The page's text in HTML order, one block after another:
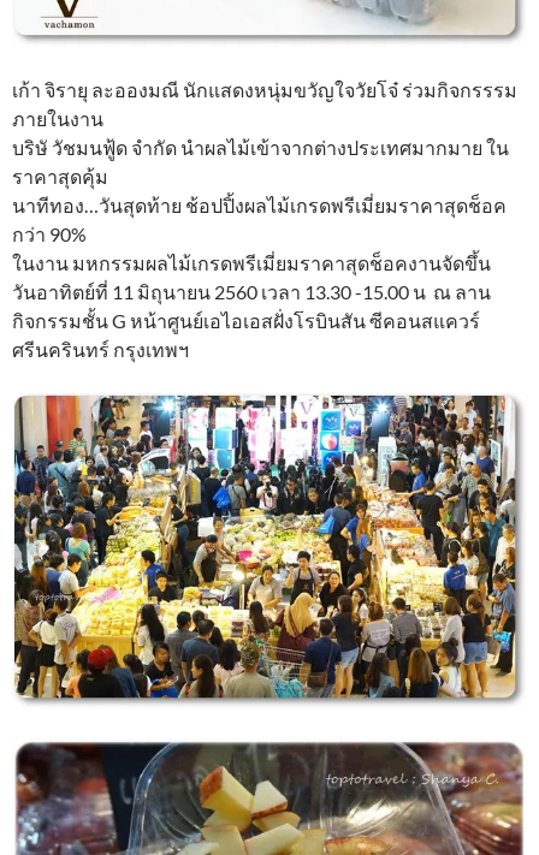
เก้า จิรายุ ละอองมณี นักแสดงหนุ่มขวัญใจวัยโจ๋ ร่วมกิจกรรรม
ภายในงาน
บริษั วัชมนฟู้ด จำกัด นำผลไม้เข้าจากต่างประเทศมากมาย ใน
ราคาสุดคุ้ม
นาทีทอง…วันสุดท้าย ช้อปปิ้งผลไม้เกรดพรีเมี่ยมราคาสุดช็อค
กว่า 90%
ในงาน มหกรรมผลไม้เกรดพรีเมี่ยมราคาสุดช็อคงานจัดขึ้น
วันอาทิตย์ที่ 11 มิถุนายน 2560 เวลา 13.30 -15.00 น ณ ลาน
กิจกรรมชั้น G หน้าศูนย์เอไอเอสฝั่งโรบินสัน ซีคอนสแควร์
ศรีนครินทร์ กรุงเทพฯ